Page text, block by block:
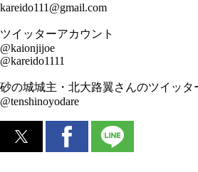
kareido111@gmail.com
ツイッターアカウント
@kaionjijoe
@kareido1111
砂の城城主・北大路翼さんのツイッタ
@tenshinoyodare